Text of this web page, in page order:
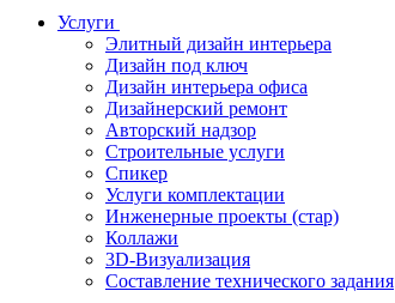
Услуги
Элитный дизайн интерьера
Дизайн под ключ
Дизайн интерьера офиса
Дизайнерский ремонт
Авторский надзор
Строительные услуги
Спикер
Услуги комплектации
Инженерные проекты (стар)
Коллажи
3D-Визуализация
Составление технического задания